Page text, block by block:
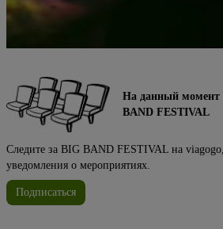
На данный момент
BAND FESTIVAL
Следите за BIG BAND FESTIVAL на
уведомления о мероприятиях.
Подписаться